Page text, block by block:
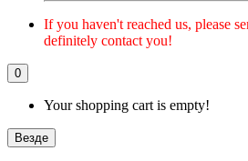
If you haven't reached us, please
definitely contact you!
0
Your shopping cart is empty!
Везде